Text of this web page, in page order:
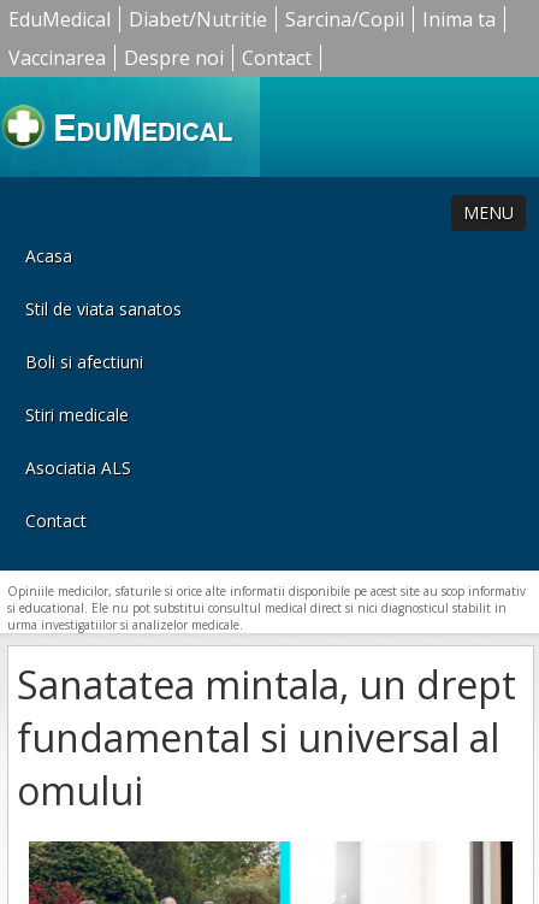
EduMedical Diabet/Nutritie Sarcina/Copil
Inima ta
Vaccinarea
Despre noi Contact
MENU
Acasa
Stil de viata sanatos
Boli si afectiuni
Stiri medicale
Asociatia ALS
Contact
Opiniile medicilor, sfaturile si orice alte informatii disponibile pe acest site au scop informativ
si educational. Ele nu pot substitui consultul medical direct si nici diagnosticul stabilit in
urma investigatiilor si analizelor medicale.
Sanatatea mintala, un drept
fundamental si universal al
omului